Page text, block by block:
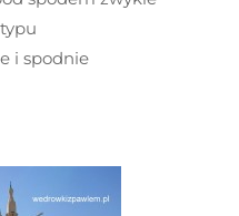
i spodnie